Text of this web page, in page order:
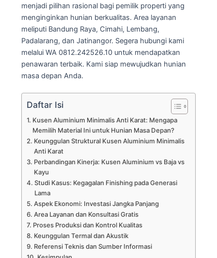
menjadi pilihan rasional bagi pemilik properti yang
menginginkan hunian berkualitas. Area layanan
meliputi Bandung Raya, Cimahi, Lembang,
Padalarang, dan Jatinangor. Segera hubungi kami
melalui WA 0812.242526.10 untuk mendapatkan
penawaran terbaik. Kami siap mewujudkan hunian
masa depan Anda.
Daftar Isi
Kusen Aluminium Minimalis Anti Karat: Mengapa
Memilih Material Ini untuk Hunian Masa Depan?
Keunggulan Struktural Kusen Aluminium Minimalis
Anti Karat
Perbandingan Kinerja: Kusen Aluminium vs Baja vs
Kayu
Studi Kasus: Kegagalan Finishing pada Generasi
Lama
Aspek Ekonomi: Investasi Jangka Panjang
Area Layanan dan Konsultasi Gratis
Proses Produksi dan Kontrol Kualitas
Keunggulan Termal dan Akustik
Referensi Teknis dan Sumber Informasi